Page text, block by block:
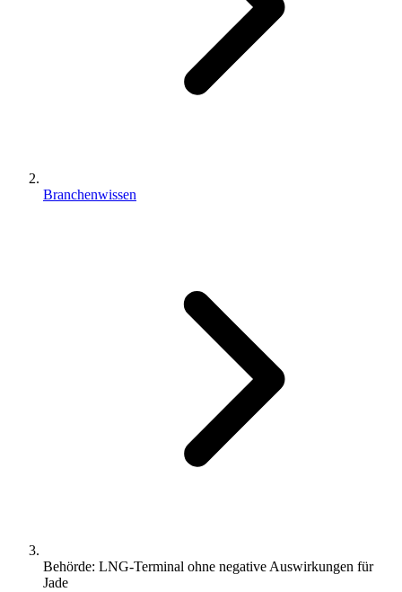
Branchenwissen
Behörde: LNG-Terminal ohne negative Auswirkungen für
Jade